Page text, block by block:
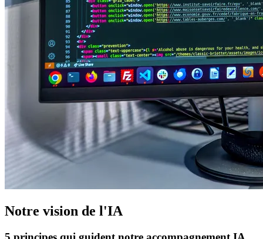
Notre vision de l'IA